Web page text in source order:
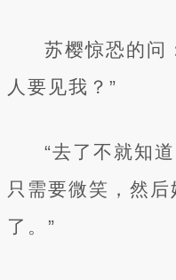
苏樱惊恐的问
人要见我？”
“去了不就知
只需要微笑，然
了。”